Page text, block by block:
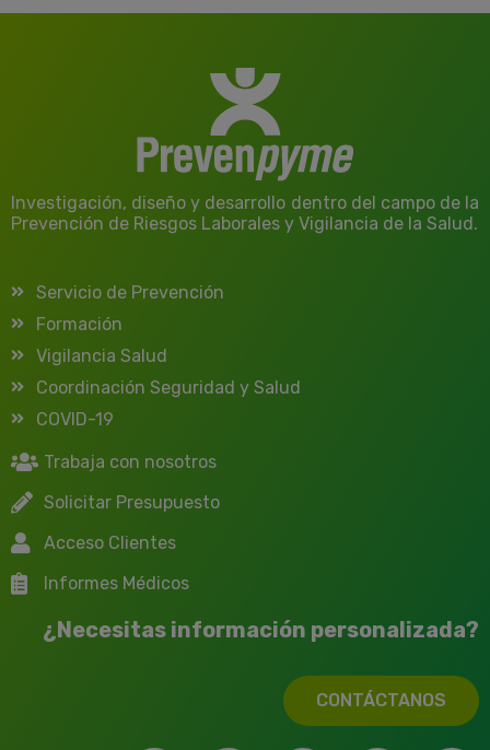
Investigación, diseño y desarrollo dentro del campo de la
Prevención de Riesgos Laborales y Vigilancia de la Salud.
Servicio de Prevención
Formación
Vigilancia Salud
Coordinación Seguridad y Salud
COVID-19
Trabaja con nosotros
Solicitar Presupuesto
Acceso Clientes
Informes Médicos
¿Necesitas información personalizada?
CONTÁCTANOS